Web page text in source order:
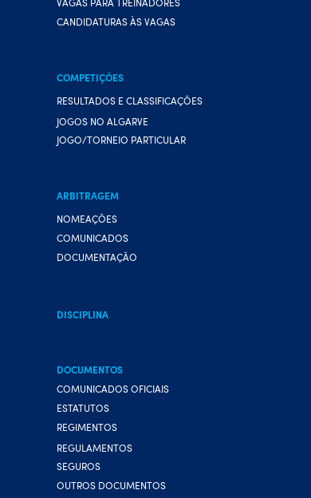
CANDIDATURAS ÀS VAGAS
COMPETIÇÕES
RESULTADOS E CLASSIFICAÇÕES
JOGOS NO ALGARVE
JOGO/TORNEIO PARTICULAR
ARBITRAGEM
NOMEAÇÕES
COMUNICADOS
DOCUMENTAÇÃO
DISCIPLINA
DOCUMENTOS
COMUNICADOS OFICIAIS
ESTATUTOS
REGIMENTOS
REGULAMENTOS
SEGUROS
OUTROS DOCUMENTOS